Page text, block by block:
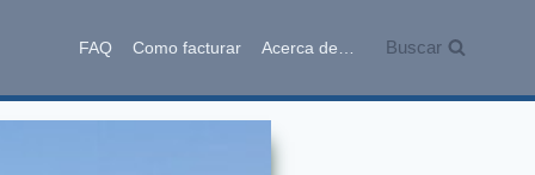
FAQ Como facturar Acerca de… Buscar